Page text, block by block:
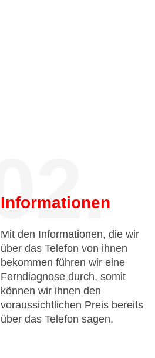
02.
Informationen
Mit den Informationen, die wir
über das Telefon von ihnen
bekommen führen wir eine
Ferndiagnose durch, somit
können wir ihnen den
voraussichtlichen Preis bereits
über das Telefon sagen.